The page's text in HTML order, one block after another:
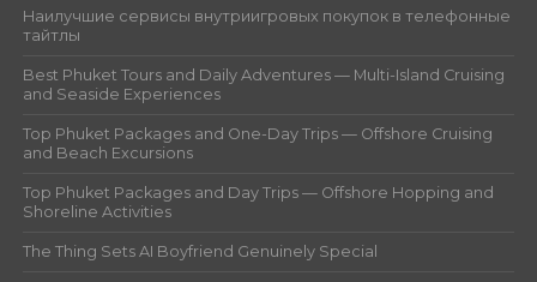
Наилучшие сервисы внутриигровых покупок в телефонные
тайтлы
Best Phuket Tours and Daily Adventures — Multi-Island Cruising
and Seaside Experiences
Top Phuket Packages and One-Day Trips — Offshore Cruising
and Beach Excursions
Top Phuket Packages and Day Trips — Offshore Hopping and
Shoreline Activities
The Thing Sets AI Boyfriend Genuinely Special